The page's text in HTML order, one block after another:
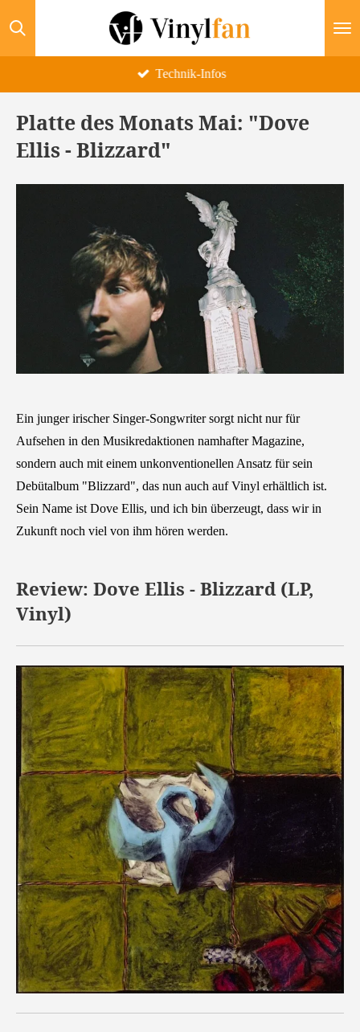
Zum
Hauptinhalt
Technik-Infos
Platte des Monats Mai: "Dove
Ellis - Blizzard"
Ein junger irischer Singer-Songwriter sorgt nicht nur für
Aufsehen in den Musikredaktionen namhafter Magazine,
sondern auch mit einem unkonventionellen Ansatz für sein
Debütalbum "Blizzard", das nun auch auf Vinyl erhältlich ist.
Sein Name ist Dove Ellis, und ich bin überzeugt, dass wir in
Zukunft noch viel von ihm hören werden.
Review: Dove Ellis - Blizzard (LP,
Vinyl)